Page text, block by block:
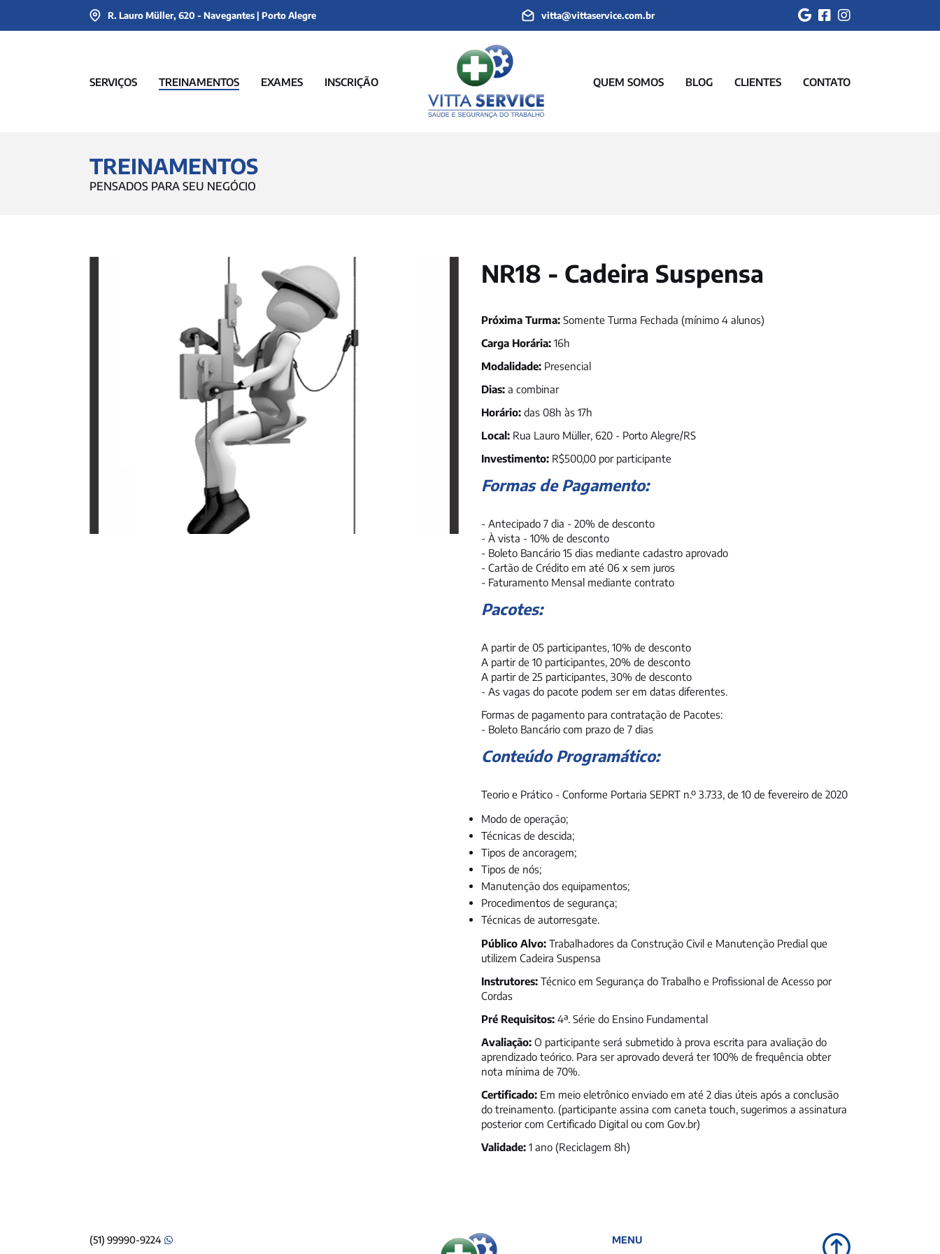
R. Lauro Müller, 620 - Navegantes | Porto Alegre vitta@vittaservice.com.br
SERVIÇOS TREINAMENTOS EXAMES INSCRIÇÃO QUEM SOMOS BLOG CLIENTES CONTATO
TREINAMENTOS
PENSADOS PARA SEU NEGÓCIO
NR18 - Cadeira Suspensa
Próxima Turma: Somente Turma Fechada (mínimo 4 alunos)
Carga Horária: 16h
Modalidade: Presencial
Dias: a combinar
Horário: das 08h às 17h
Local: Rua Lauro Müller, 620 - Porto Alegre/RS
Investimento: R$500,00 por participante
Formas de Pagamento:
- Antecipado 7 dia - 20% de desconto
- À vista - 10% de desconto
- Boleto Bancário 15 dias mediante cadastro aprovado
- Cartão de Crédito em até 06 x sem juros
- Faturamento Mensal mediante contrato
Pacotes:
A partir de 05 participantes, 10% de desconto
A partir de 10 participantes, 20% de desconto
A partir de 25 participantes, 30% de desconto
- As vagas do pacote podem ser em datas diferentes.
Formas de pagamento para contratação de Pacotes:
- Boleto Bancário com prazo de 7 dias
Conteúdo Programático:
Teorio e Prático - Conforme Portaria SEPRT n.º 3.733, de 10 de fevereiro de 2020
Modo de operação;
Técnicas de descida;
Tipos de ancoragem;
Tipos de nós;
Manutenção dos equipamentos;
Procedimentos de segurança;
Técnicas de autorresgate.
Público Alvo: Trabalhadores da Construção Civil e Manutenção Predial que
utilizem Cadeira Suspensa
Instrutores: Técnico em Segurança do Trabalho e Profissional de Acesso por
Cordas
Pré Requisitos: 4ª. Série do Ensino Fundamental
Avaliação: O participante será submetido à prova escrita para avaliação do
aprendizado teórico. Para ser aprovado deverá ter 100% de frequência obter
nota mínima de 70%.
Certificado: Em meio eletrônico enviado em até 2 dias úteis após a conclusão
do treinamento. (participante assina com caneta touch, sugerimos a assinatura
posterior com Certificado Digital ou com Gov.br)
Validade: 1 ano (Reciclagem 8h)
(51) 99990-9224 MENU